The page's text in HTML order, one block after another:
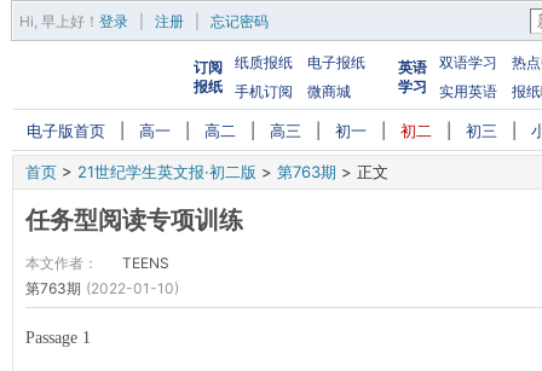
Hi, 早上好 ！ 登录 注册 忘记密码
订阅
报纸
纸质报纸
电子报纸
手机订阅
微商城
英语
学习
双语学习
热
实用英语
报
电子版首页 高一 高二 高三 初一 初二 初三
首页 > 21世纪学生英文报·初二版 > 第763期 > 正文
任务型阅读专项训练
本文作者：
TEENS
第763期 (2022-01-10)
Passage 1